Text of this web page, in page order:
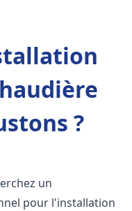
?
un
pour l'installation